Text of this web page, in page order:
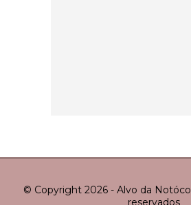
© Copyright 2026 - Alvo da
reservados